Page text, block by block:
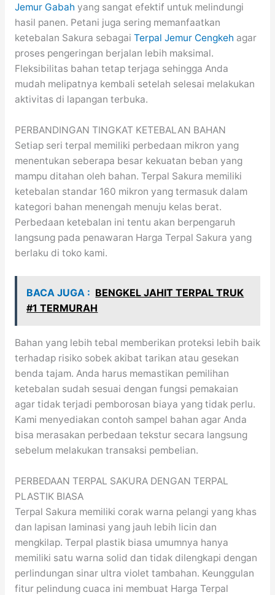
Jemur Gabah yang sangat efektif untuk melindungi
hasil panen. Petani juga sering memanfaatkan
ketebalan Sakura sebagai Terpal Jemur Cengkeh agar
proses pengeringan berjalan lebih maksimal.
Fleksibilitas bahan tetap terjaga sehingga Anda
mudah melipatnya kembali setelah selesai melakukan
aktivitas di lapangan terbuka.
PERBANDINGAN TINGKAT KETEBALAN BAHAN
Setiap seri terpal memiliki perbedaan mikron yang
menentukan seberapa besar kekuatan beban yang
mampu ditahan oleh bahan. Terpal Sakura memiliki
ketebalan standar 160 mikron yang termasuk dalam
kategori bahan menengah menuju kelas berat.
Perbedaan ketebalan ini tentu akan berpengaruh
langsung pada penawaran Harga Terpal Sakura yang
berlaku di toko kami.
BACA JUGA : BENGKEL JAHIT TERPAL TRUK
#1 TERMURAH
Bahan yang lebih tebal memberikan proteksi lebih baik
terhadap risiko sobek akibat tarikan atau gesekan
benda tajam. Anda harus memastikan pemilihan
ketebalan sudah sesuai dengan fungsi pemakaian
agar tidak terjadi pemborosan biaya yang tidak perlu.
Kami menyediakan contoh sampel bahan agar Anda
bisa merasakan perbedaan tekstur secara langsung
sebelum melakukan transaksi pembelian.
PERBEDAAN TERPAL SAKURA DENGAN TERPAL
PLASTIK BIASA
Terpal Sakura memiliki corak warna pelangi yang khas
dan lapisan laminasi yang jauh lebih licin dan
mengkilap. Terpal plastik biasa umumnya hanya
memiliki satu warna solid dan tidak dilengkapi dengan
perlindungan sinar ultra violet tambahan. Keunggulan
fitur pelindung cuaca ini membuat Harga Terpal